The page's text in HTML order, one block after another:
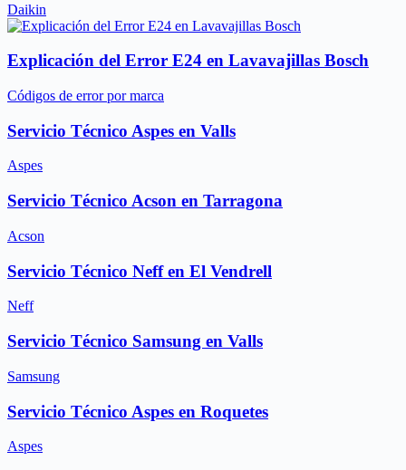
Daikin
Explicación del Error E24 en Lavavajillas Bosch
Códigos de error por marca
Servicio Técnico Aspes en Valls
Aspes
Servicio Técnico Acson en Tarragona
Acson
Servicio Técnico Neff en El Vendrell
Neff
Servicio Técnico Samsung en Valls
Samsung
Servicio Técnico Aspes en Roquetes
Aspes